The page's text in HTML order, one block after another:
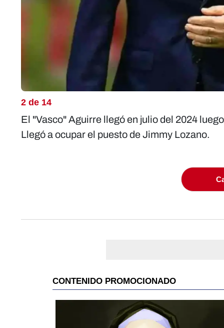
2 de 14
El "Vasco" Aguirre llegó en julio del 2024
Llegó a ocupar el puesto de Jimmy Lozano.